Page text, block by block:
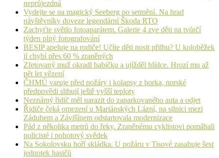
neprůjezdná
Vydejte se na magický Seeberg po setmění. Na hrad
návštěvníky doveze legendární Škoda RTO
Zachyťte světlo fotoaparátem. Galerie 4 zve děti na tvůrčí
týden plný fotografování
BESIP apeluje na rodiče! Učíte děti nosit přilbu? U koloběžek
jí chybí přes 60 % zraněných
Zfetovaný muž okradl babičku a ujížděl hlídce. Hrozí mu až
pět let vězení
ČHMÚ varuje před požáry i kolapsy z horka, norské
předpovědi slibují ještě vyšší teploty
Neznámý řidič měl narazit do zaparkovaného auta a odjet
Řidiče čeká omezení u Mariánských Lázní, na silnici mezi
Zádubem a Závišínem odstartovala modernizace
Pád z několika metrů do řeky. Zraněnému cyklistovi pomáhali
policisté i pohotový svědek
Na Sokolovsku hoří skládka. U požáru v Tisové zasahuje šest
jednotek hasičů